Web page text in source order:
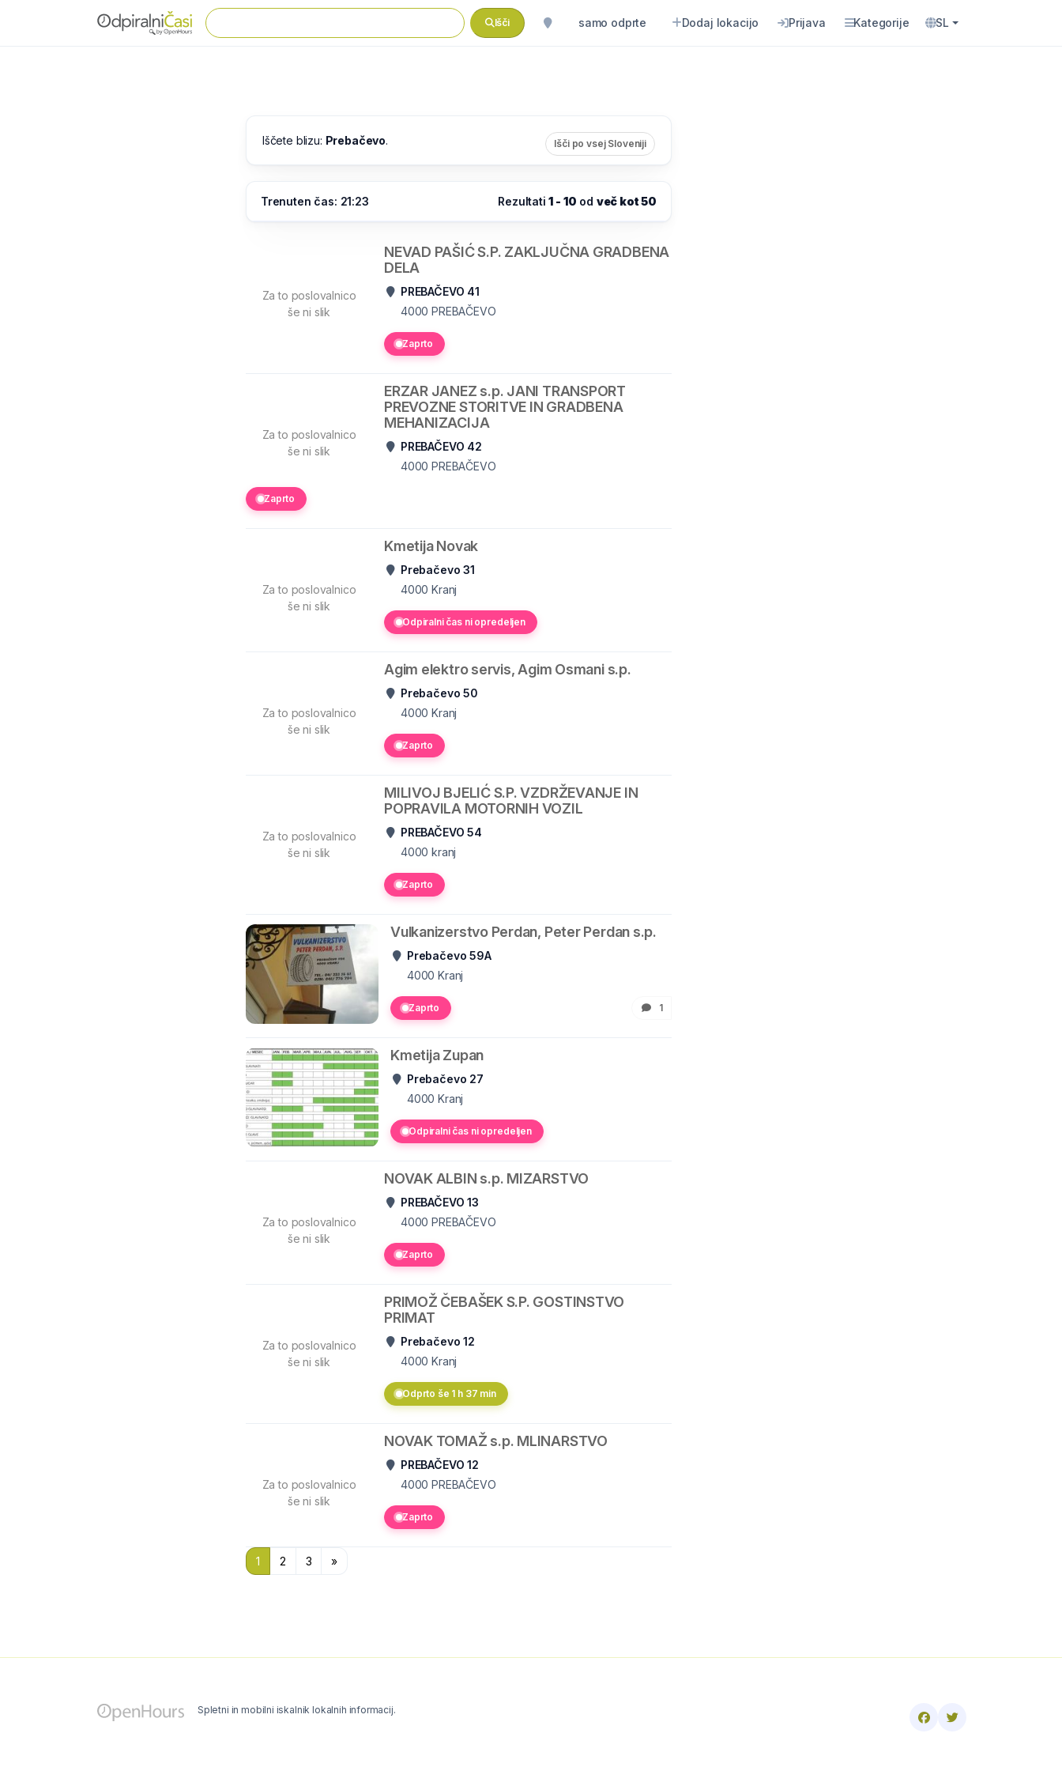
Išči samo odprte Dodaj lokacijo Prijava Kategorije SL
Iščete blizu: Prebačevo. Išči po vsej Sloveniji
Trenuten čas: 21:23 Rezultati1 - 10 od več kot 50
Za to poslovalnico
še ni slik
NEVAD PAŠIĆ S.P. ZAKLJUČNA GRADBENA
DELA
PREBAČEVO 41
4000 PREBAČEVO
Zaprto
Za to poslovalnico
še ni slik
ERZAR JANEZ s.p. JANI TRANSPORT
PREVOZNE STORITVE IN GRADBENA
MEHANIZACIJA
PREBAČEVO 42
4000 PREBAČEVO
Zaprto
Za to poslovalnico
še ni slik
Kmetija Novak
Prebačevo 31
4000 Kranj
Odpiralni čas ni opredeljen
Za to poslovalnico
še ni slik
Agim elektro servis, Agim Osmani s.p.
Prebačevo 50
4000 Kranj
Zaprto
Za to poslovalnico
še ni slik
MILIVOJ BJELIĆ S.P. VZDRŽEVANJE IN
POPRAVILA MOTORNIH VOZIL
PREBAČEVO 54
4000 kranj
Zaprto
Vulkanizerstvo Perdan, Peter Perdan s.p.
Prebačevo 59A
4000 Kranj
Zaprto 1
Kmetija Zupan
Prebačevo 27
4000 Kranj
Odpiralni čas ni opredeljen
Za to poslovalnico
še ni slik
NOVAK ALBIN s.p. MIZARSTVO
PREBAČEVO 13
4000 PREBAČEVO
Zaprto
Za to poslovalnico
še ni slik
PRIMOŽ ČEBAŠEK S.P. GOSTINSTVO
PRIMAT
Prebačevo 12
4000 Kranj
Odprto še 1 h 37 min
Za to poslovalnico
še ni slik
NOVAK TOMAŽ s.p. MLINARSTVO
PREBAČEVO 12
4000 PREBAČEVO
Zaprto
1 2 3 »
Spletni in mobilni iskalnik lokalnih informacij.